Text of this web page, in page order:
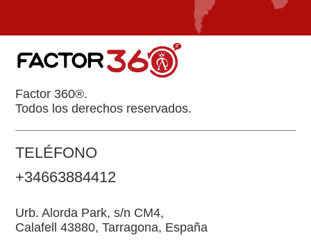
TELÉFONO
+34663884412
Urb. Alorda Park, s/n CM4,
Calafell 43880, Tarragona, España
Factor 360®.
Todos los derechos reservados.